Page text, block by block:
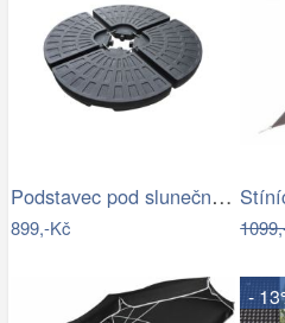
Podstavec pod slunečník Houseland Barx…
899,-Kč
-